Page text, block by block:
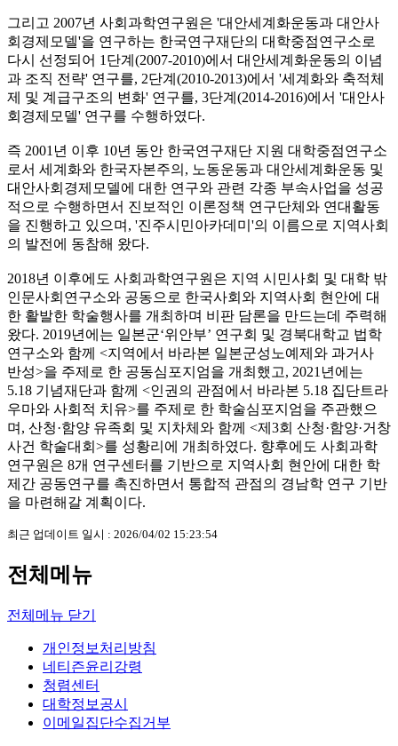
그리고 2007년 사회과학연구원은 '대안세계화운동과 대안사
회경제모델'을 연구하는 한국연구재단의 대학중점연구소로
다시 선정되어 1단계(2007-2010)에서 대안세계화운동의 이념
과 조직 전략' 연구를, 2단계(2010-2013)에서 '세계화와 축적체
제 및 계급구조의 변화' 연구를, 3단계(2014-2016)에서 '대안사
회경제모델' 연구를 수행하였다.
즉 2001년 이후 10년 동안 한국연구재단 지원 대학중점연구소
로서 세계화와 한국자본주의, 노동운동과 대안세계화운동 및
대안사회경제모델에 대한 연구와 관련 각종 부속사업을 성공
적으로 수행하면서 진보적인 이론정책 연구단체와 연대활동
을 진행하고 있으며, '진주시민아카데미'의 이름으로 지역사회
의 발전에 동참해 왔다.
2018년 이후에도 사회과학연구원은 지역 시민사회 및 대학 밖
인문사회연구소와 공동으로 한국사회와 지역사회 현안에 대
한 활발한 학술행사를 개최하며 비판 담론을 만드는데 주력해
왔다. 2019년에는 일본군‘위안부’ 연구회 및 경북대학교 법학
연구소와 함께 <지역에서 바라본 일본군성노예제와 과거사
반성>을 주제로 한 공동심포지엄을 개최했고, 2021년에는
5.18 기념재단과 함께 <인권의 관점에서 바라본 5.18 집단트라
우마와 사회적 치유>를 주제로 한 학술심포지엄을 주관했으
며, 산청·함양 유족회 및 지차체와 함께 <제3회 산청·함양·거창
사건 학술대회>를 성황리에 개최하였다. 향후에도 사회과학
연구원은 8개 연구센터를 기반으로 지역사회 현안에 대한 학
제간 공동연구를 촉진하면서 통합적 관점의 경남학 연구 기반
을 마련해갈 계획이다.
최근 업데이트 일시 : 2026/04/02 15:23:54
전체메뉴
전체메뉴 닫기
개인정보처리방침
네티즌윤리강령
청렴센터
대학정보공시
이메일집단수집거부